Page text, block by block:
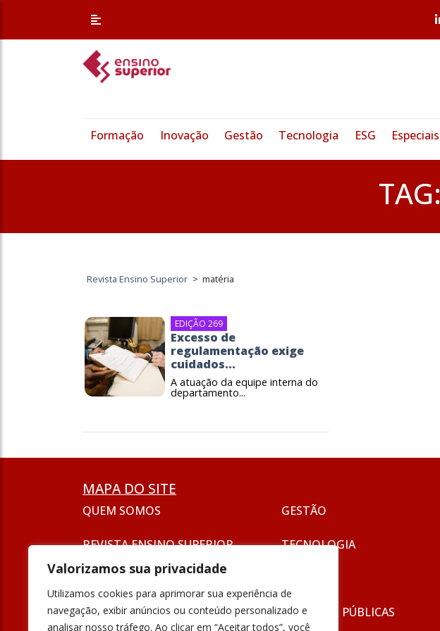
Valorizamos sua privacidade
Utilizamos cookies para aprimorar sua experiência de
navegação, exibir anúncios ou conteúdo personalizado e
analisar nosso tráfego. Ao clicar em “Aceitar todos”, você
Formação Inovação Gestão Tecnologia ESG Especiais
TAG:
Revista Ensino Superior > matéria
EDIÇÃO 269
Excesso de
regulamentação exige
cuidados...
A atuação da equipe interna do
departamento...
MAPA DO SITE
QUEM SOMOS
REVISTA ENSINO SUPERIOR
SEJA UM ANUNCIANTE
FORMAÇÃO
GESTÃO
TECNOLOGIA
POLÍTICAS PÚBLICAS